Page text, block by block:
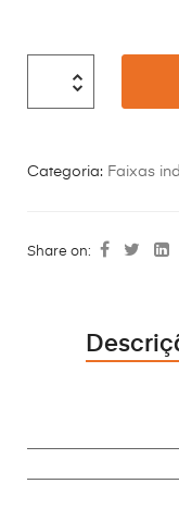
Categoria: Faixas
Share on: